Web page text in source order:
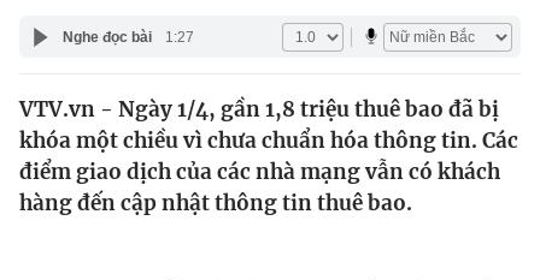
Y tế
Thế giới
Đời sống
Giáo dục
Nghe đọc bài 1:27
VTV.vn - Ngày 1/4, gần 1,8 triệu thuê bao đã bị
khóa một chiều vì chưa chuẩn hóa thông tin. Các
điểm giao dịch của các nhà mạng vẫn có khách
hàng đến cập nhật thông tin thuê bao.